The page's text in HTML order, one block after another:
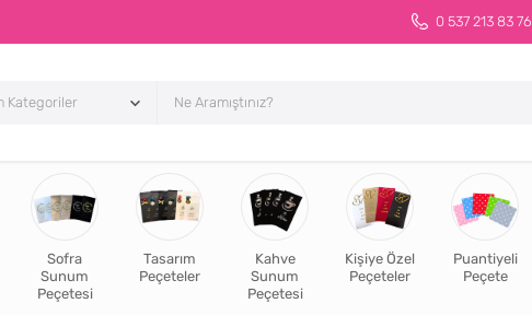
0 537 213 83 76
Sofra
Sunum
Peçetesi
Tasarım
Peçeteler
Kahve
Sunum
Peçetesi
Kişiye Özel
Peçeteler
Puantiyeli
Peçete